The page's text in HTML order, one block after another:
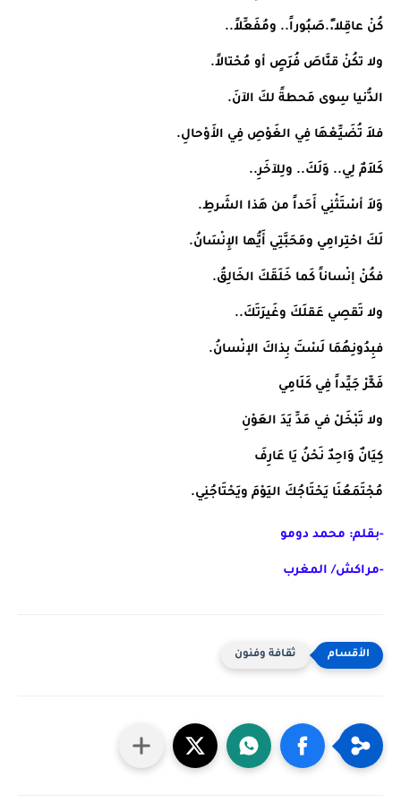
كُنْ عاقِلا.ً.صَبُوراً.. ومُفَعِّلاً..
ولا تكُنْ قنَّاصَ فُرَصٍ أو مُحْتالاً.
الدُّنيا سِوى مَحطةً لكَ الآنَ.
فلاَ تُضَيِّعْهَا فِي الغَوْصِ فِي الأَوْحالِ.
كَلاَمٌ لِي.. وَلَكَ.. ولِلآخَرِ..
وَلاَ أسْتَثْنِي أَحَداً من هَذا الشَرطِ.
لَكَ احْتِرامِي ومَحَبَّتِي أَيُّها الإِنْسَانُ.
فكُنْ إنْساناً كَما خَلَقَكَ الخَالِقُ.
ولا تَقصِي عَقلَكَ وغَيرَتَكَ..
فبِدُونِهُمَا لَسْتَ بِذاكَ الإنْسانُ.
فَكِّرْ جَيِّداً فِي كَلَامِي
ولا تَبْخَلْ في مَدِّ يَدَ العَوْنِ
كِيَانٌ وَاحِدٌ نَحْنُ يَا عَارِفَ
مُجْتَمَعُنَا يَحْتَاجُكَ اليَوْمَ ويَحْتَاجُنِي.
-بقلم: محمد دومو
-مراكش/ المغرب
ثقافة وفنون